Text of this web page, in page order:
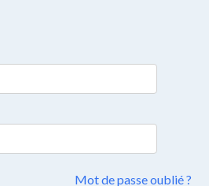
Mot de passe oublié ?